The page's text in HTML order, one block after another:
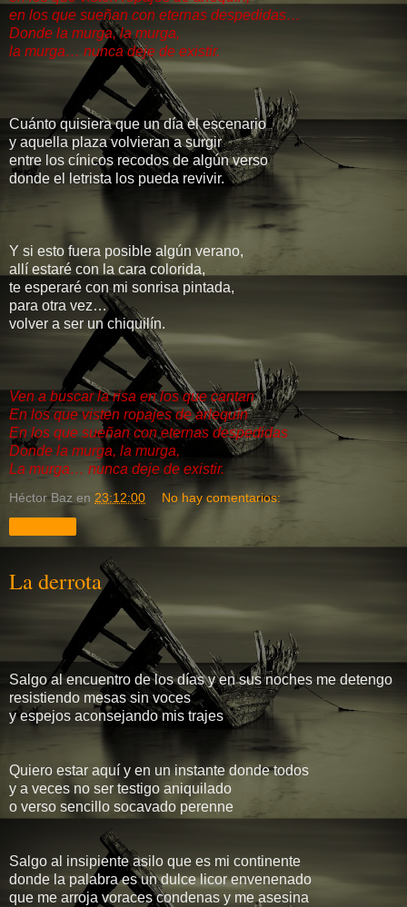
en los que sueñan con eternas despedidas…
Donde la murga, la murga,
la murga… nunca deje de existir.
Cuánto quisiera que un día el escenario
y aquella plaza volvieran a surgir
entre los cínicos recodos de algún verso
donde el letrista los pueda revivir.
Y si esto fuera posible algún verano,
allí estaré con la cara colorida,
te esperaré con mi sonrisa pintada,
para otra vez…
volver a ser un chiquilín.
Ven a buscar la risa en los que cantan
En los que visten ropajes de arlequín
En los que sueñan con eternas despedidas
Donde la murga, la murga,
La murga… nunca deje de existir.
Héctor Baz en 23:12:00 No hay comentarios:
La derrota
Salgo al encuentro de los días y en sus noches me detengo
resistiendo mesas sin voces
y espejos aconsejando mis trajes
Quiero estar aquí y en un instante donde todos
y a veces no ser testigo aniquilado
o verso sencillo socavado perenne
Salgo al insipiente asilo que es mi continente
donde la palabra es un dulce licor envenenado
que me arroja voraces condenas y me asesina